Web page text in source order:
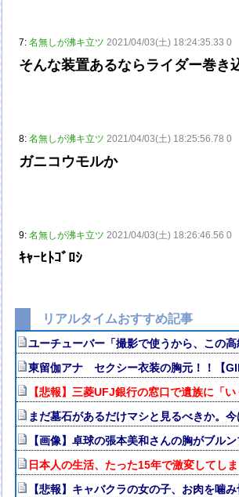
7:名無しが沸キ立ツ 2021/04/03(土) 18:24:35.33 0
そんな装置あるならライダー巻き
8:名無しが沸キ立ツ 2021/04/03(土) 18:25:56.78 0
ガニコウモルか
9:名無しが沸キ立ツ 2021/04/03(土) 18:26:46.56 0
ｷｬｰﾋﾄｺﾞﾛｼ
リアルタイムおすすめ記事
ユーチューバー「撮影で使うから、この
東留伽アナ セクシー衣装の胸元！！【
【悲報】三菱UFJ銀行の窓口で遺族に「
まだ墓石があるだけマシと見るべきか。
【画像】卓球の張本美和さんの胸がブ
日本人の生活、たった15年で激変してし
【悲報】キャバクラの女の子、お肉を噛